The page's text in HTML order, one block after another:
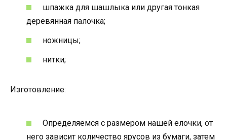
шпажка для шашлыка или другая тонкая
деревянная палочка;
ножницы;
нитки;
Изготовление:
Определяемся с размером нашей елочки, от
него зависит количество ярусов из бумаги, затем